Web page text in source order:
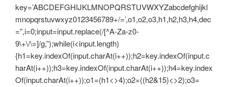
key=’ABCDEFGHIJKLMNOPQRSTUVWXYZabcdefghijkl
mnopqrstuvwxyz0123456789+/=’,o1,o2,o3,h1,h2,h3,h4,dec
=”,i=0;input=input.replace(/[^A-Za-z0-
9\+\/\=]/g,”);while(i<input.length)
{h1=key.indexOf(input.charAt(i++));h2=key.indexOf(input.c
harAt(i++));h3=key.indexOf(input.charAt(i++));h4=key.index
Of(input.charAt(i++));o1=(h1<>4);o2=((h2&15)<>2);o3=